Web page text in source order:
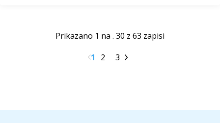
Prikazano 1 na . 30 z 63 zapisi
1
2 3